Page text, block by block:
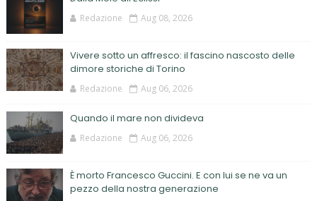
Redazione Aug 08, 2026
Vivere sotto un affresco: il fascino nascosto delle
dimore storiche di Torino
Redazione Aug 06, 2026
Quando il mare non divideva
Redazione Aug 06, 2026
È morto Francesco Guccini. E con lui se ne va un
pezzo della nostra generazione